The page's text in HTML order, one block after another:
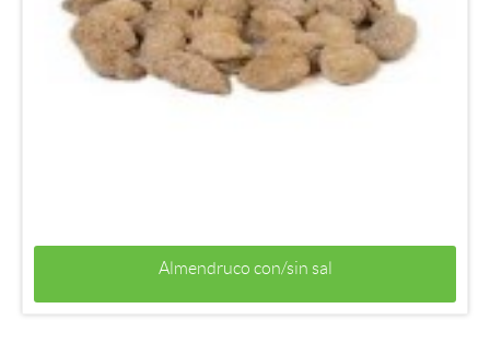
Almendruco con/sin sal